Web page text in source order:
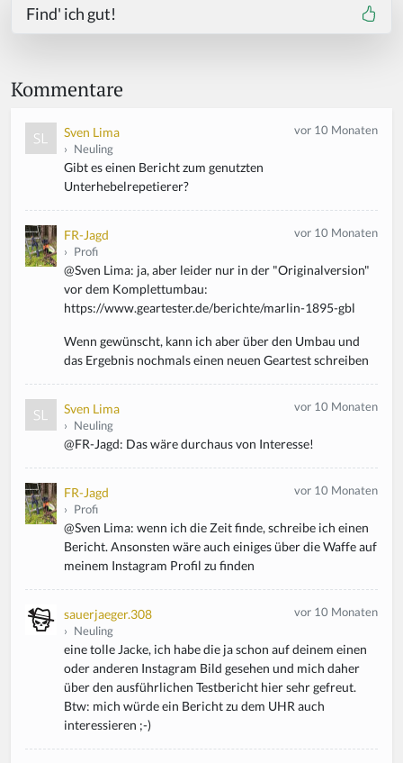
Find' ich gut!
Kommentare
Sven Lima
› Neuling
vor 10 Monaten
Gibt es einen Bericht zum genutzten
Unterhebelrepetierer?
FR-Jagd
› Profi
vor 10 Monaten
@Sven Lima: ja, aber leider nur in der "Originalversion"
vor dem Komplettumbau:
https://www.geartester.de/berichte/marlin-1895-gbl
Wenn gewünscht, kann ich aber über den Umbau und
das Ergebnis nochmals einen neuen Geartest schreiben
Sven Lima
› Neuling
vor 10 Monaten
@FR-Jagd: Das wäre durchaus von Interesse!
FR-Jagd
› Profi
vor 10 Monaten
@Sven Lima: wenn ich die Zeit finde, schreibe ich einen
Bericht. Ansonsten wäre auch einiges über die Waffe auf
meinem Instagram Profil zu finden
sauerjaeger.308
› Neuling
vor 10 Monaten
eine tolle Jacke, ich habe die ja schon auf deinem einen
oder anderen Instagram Bild gesehen und mich daher
über den ausführlichen Testbericht hier sehr gefreut.
Btw: mich würde ein Bericht zu dem UHR auch
interessieren ;-)